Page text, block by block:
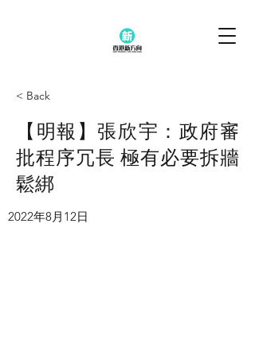
< Back
【明報】張欣宇：政府審
批程序冗長 極有必要拆牆
鬆綁
2022年8月12日